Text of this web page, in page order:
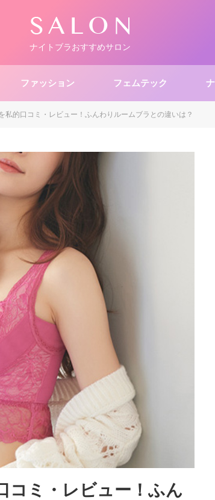
ナイトブラおすすめサロン
ファッション フェムテック
私的口コミ・レビュー！ふんわりルームブラとの違いは？
コミ・レビュー！ふん